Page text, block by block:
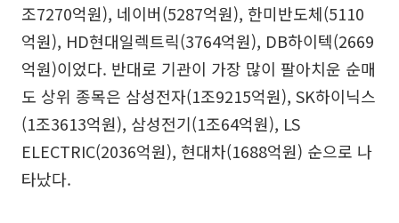
조7270억원), 네이버(5287억원), 한미반도체(5110
억원), HD현대일렉트릭(3764억원), DB하이텍(2669
억원)이었다. 반대로 기관이 가장 많이 팔아치운 순매
도 상위 종목은 삼성전자(1조9215억원), SK하이닉스
(1조3613억원), 삼성전기(1조64억원), LS
ELECTRIC(2036억원), 현대차(1688억원) 순으로 나
타났다.